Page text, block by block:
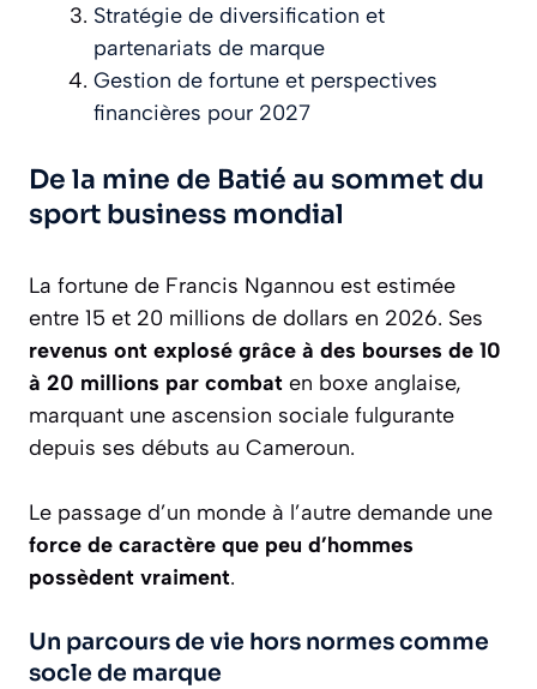
Stratégie de diversification et
partenariats de marque
Gestion de fortune et perspectives
financières pour 2027
De la mine de Batié au sommet du
sport business mondial
La fortune de Francis Ngannou est estimée
entre 15 et 20 millions de dollars en 2026. Ses
revenus ont explosé grâce à des bourses de 10
à 20 millions par combat en boxe anglaise,
marquant une ascension sociale fulgurante
depuis ses débuts au Cameroun.
Le passage d’un monde à l’autre demande une
force de caractère que peu d’hommes
possèdent vraiment.
Un parcours de vie hors normes comme
socle de marque